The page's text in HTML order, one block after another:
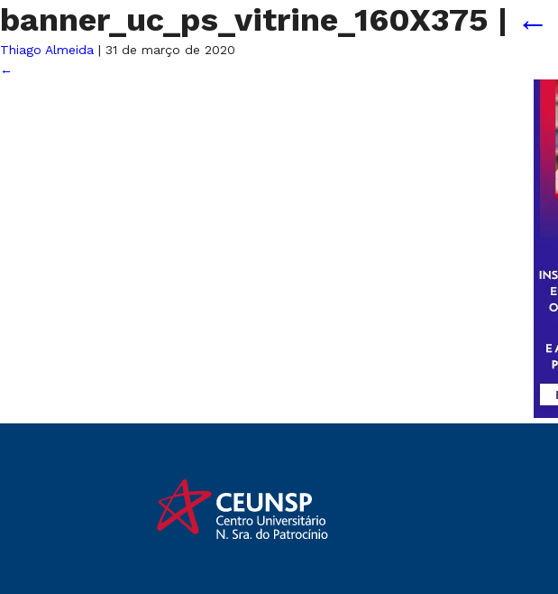
banner_uc_ps_vitrine_160X375 | ←
Thiago Almeida | 31 de março de 2020
←